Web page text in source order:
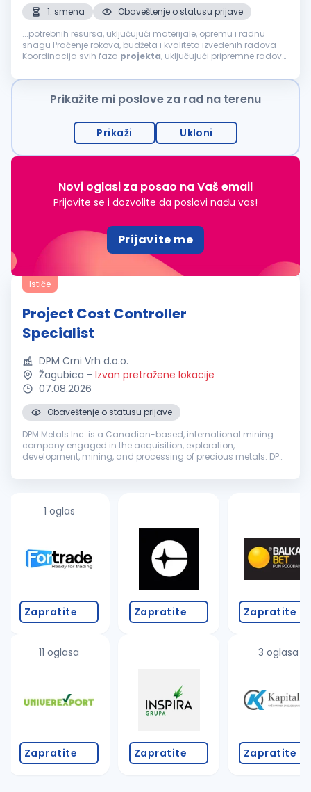
1. smena
Obaveštenje o statusu prijave
...potrebnih resursa, uključujući materijale, opremu i radnu
snagu Praćenje rokova, budžeta i kvaliteta izvedenih radova
Koordinacija svih faza projekta, uključujući pripremne radove,
podizvođača...
Prikažite mi poslove za rad na terenu
Prikaži Ukloni
Novi oglasi za posao na Vaš email
Prijavite se i dozvolite da poslovi nađu vas!
Prijavite me
Ističe
Project Cost Controller
Specialist
DPM Crni Vrh d.o.o.
Žagubica - Izvan pretražene lokacije
07.08.2026
Obaveštenje o statusu prijave
DPM Metals Inc. is a Canadian-based, international mining
company engaged in the acquisition, exploration,
development, mining, and processing of precious metals. DPM
headquarters in Toronto, ...
1 oglas
Zapratite
11 oglasa
Zapratite
Zapratite
Zapratite
Zapratite
3 oglasa
Zapratite